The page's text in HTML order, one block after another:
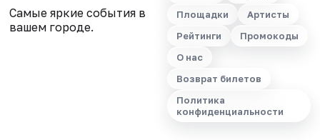
Самые яркие события в
вашем городе.
Площадки
Артисты
Рейтинги
Промокоды
О нас
Возврат билетов
Политика
конфиденциальности